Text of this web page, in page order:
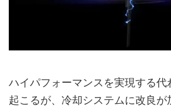
ハイパフォーマンスを実現する代
起こるが、冷却システムに改良が